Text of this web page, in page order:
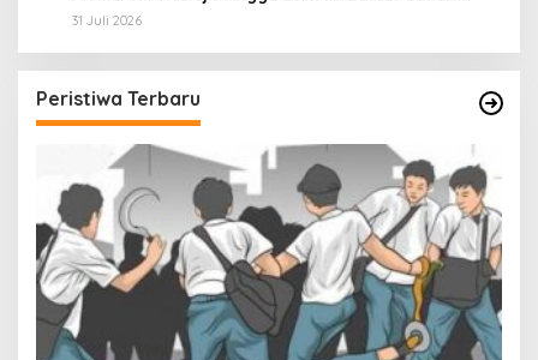
Paling Cuan & Volume Tertinggi 31 Juli 2026
31 Juli 2026
Peristiwa Terbaru